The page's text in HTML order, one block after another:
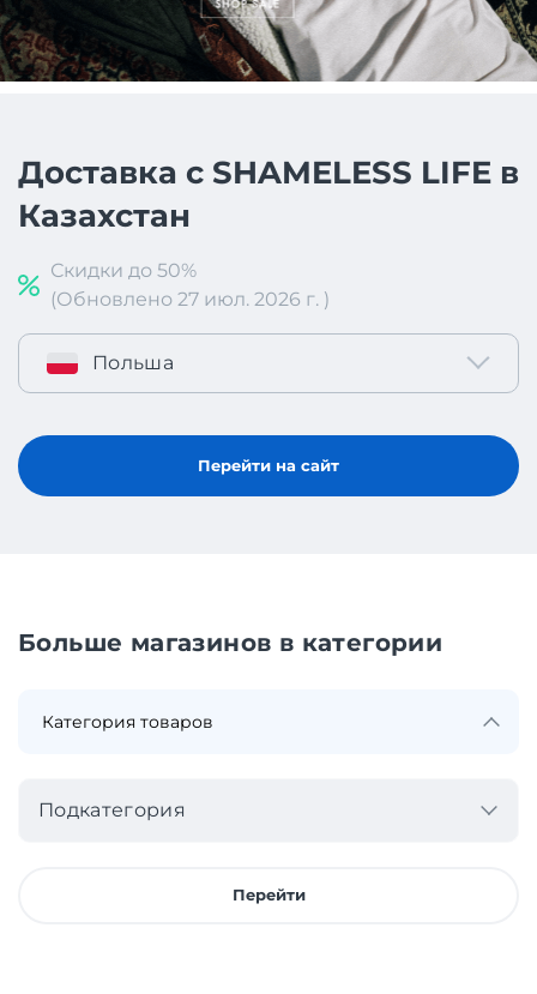
Доставка с SHAMELESS LIFE в
Казахстан
Скидки до 50%
(Обновлено 27 июл. 2026 г. )
Польша
Перейти на сайт
Больше магазинов в категории
Подкатегория
Перейти